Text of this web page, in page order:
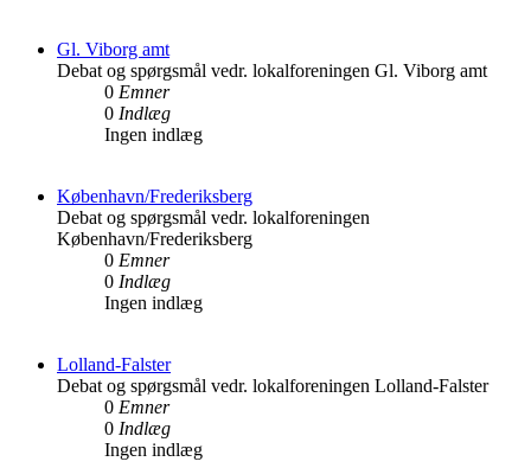
Gl. Viborg amt
Debat og spørgsmål vedr. lokalforeningen Gl. Viborg amt
0 Emner
0 Indlæg
Ingen indlæg
København/Frederiksberg
Debat og spørgsmål vedr. lokalforeningen
København/Frederiksberg
0 Emner
0 Indlæg
Ingen indlæg
Lolland-Falster
Debat og spørgsmål vedr. lokalforeningen Lolland-Falster
0 Emner
0 Indlæg
Ingen indlæg